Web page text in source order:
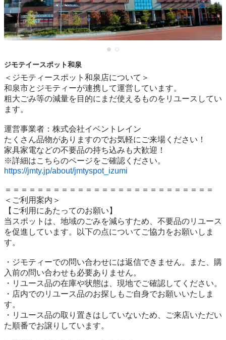
ジモテイースポット和泉
＜ジモティースポット和泉店について＞
和泉市とジモティーが連携して運営しています。
粗⼤ごみ等の減量を⽬的にまだ使えるものをリユースしてい
ます。
運営事業者：株式会社イベントレイン
たくさん品物がありますのでお気軽にご来場ください！
家具家電などの不要品の持ち込みも大歓迎！
https://jmty.jp/about/jmtyspot_izumi
＝＝＝＝＝＝＝＝＝＝＝＝＝＝＝＝＝＝＝＝＝＝＝＝＝＝
＜ご利用案内＞
【ご利用にあたってのお願い】
当スポットは、地域のごみを減らすため、不要品のリユース
を促進しています。以下の点についてご協力をお願いしま
す。
・ジモティーでの問い合わせには返信できません。また、購
入前の問い合わせも必要ありません。
・リユース品の在庫や状態は、現地でご確認してください。
・店内でのリユース品のお探しもご自身でお願いいたしま
す。
・リユース品の取り置きはしていないため、ご来店いただい
た順番でお譲りしています。